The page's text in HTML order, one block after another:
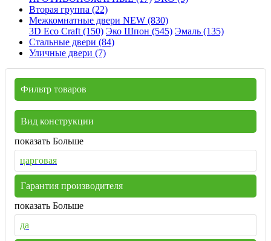
Вторая группа (22)
Межкомнатные двери NEW (830)
3D Eco Craft (150) Эко Шпон (545) Эмаль (135)
Стальные двери (84)
Уличные двери (7)
Фильтр товаров
Вид конструкции
показать Больше
царговая
Гарантия производителя
показать Больше
да